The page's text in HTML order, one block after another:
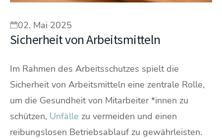
02. Mai 2025
Sicherheit von Arbeitsmitteln
Im Rahmen des Arbeitsschutzes spielt die
Sicherheit von Arbeitsmitteln eine zentrale Rolle,
um die Gesundheit von Mitarbeiter *innen zu
schützen, Unfälle zu vermeiden und einen
reibungslosen Betriebsablauf zu gewährleisten.